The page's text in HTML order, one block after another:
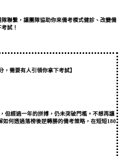
聯繫，讓團隊協助你來備考模式健診、改變備
試！
需要有人引領你拿下考試】
但經過一年的拼搏，仍未突破門檻。不想再讓
何透過落榜後逆轉勝的備考策略，在短短180